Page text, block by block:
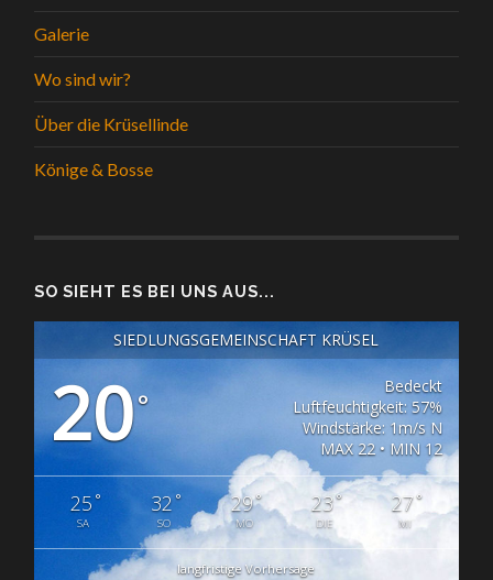
Galerie
Wo sind wir?
Über die Krüsellinde
Könige & Bosse
SO SIEHT ES BEI UNS AUS...
SIEDLUNGSGEMEINSCHAFT KRÜSEL
20°
Bedeckt
Luftfeuchtigkeit: 57%
Windstärke: 1m/s N
MAX 22 • MIN 12
25°
SA
32 °
SO
29°
MO
23°
DIE
27°
MI
langfristige Vorhersage